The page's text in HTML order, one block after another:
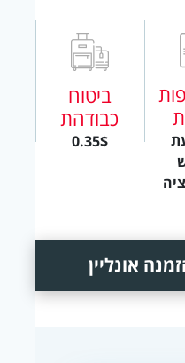
ביטוח
כבודהת
0.35$
אונליין